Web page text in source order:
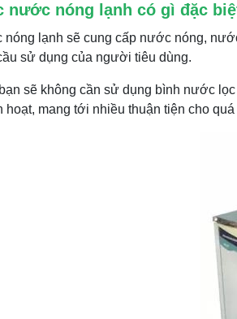
nước nóng lạnh có gì đặc
lạnh sẽ cung cấp nước nóng,
sử dụng của người tiêu dùng.
sẽ không cần sử dụng bình nước
hoạt, mang tới nhiều thuận tiện cho